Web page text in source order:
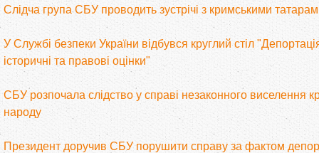
Слідча група СБУ проводить зустрічі з кримськими
У Службі безпеки України відбувся круглий стіл
історичні та правові оцінки"
СБУ розпочала слідство у справі незаконного виселення
народу
Президент доручив СБУ порушити справу за фактом